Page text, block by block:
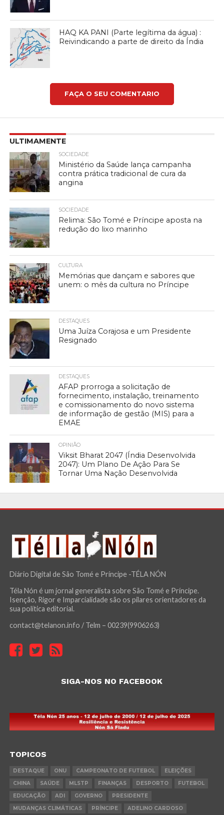
HAQ KA PANI (Parte legítima da água) :
Reivindicando a parte de direito da Índia
FAÇA O SEU COMENTARIO
ULTIMAMENTE
SOCIEDADE
Ministério da Saúde lança campanha
contra prática tradicional de cura da
angina
SOCIEDADE
Relima: São Tomé e Príncipe aposta na
redução do lixo marinho
CULTURA
Memórias que dançam e sabores que
unem: o mês da cultura no Príncipe
DESTAQUES
Uma Juíza Corajosa e um Presidente
Resignado
DESTAQUES
AFAP prorroga a solicitação de
fornecimento, instalação, treinamento
e comissionamento do novo sistema
de informação de gestão (MIS) para a
EMAE
OPINIÃO
Viksit Bharat 2047 (Índia Desenvolvida
2047): Um Plano De Ação Para Se
Tornar Uma Nação Desenvolvida
Diário Digital de São Tomé e Príncipe -TÉLA NÓN
Téla Nón é um jornal generalista sobre São Tomé e Príncipe.
Isenção, Rigor e Imparcialidade são os pilares orientadores da
sua política editorial.
contact@telanon.info / Telm – 00239(9906263)
SIGA-NOS NO FACEBOOK
TOPICOS
DESTAQUE ONU CAMPEONATO DE FUTEBOL
ELEIÇÕES
CHINA
SAÚDE MLSTP FINANÇAS DESPORTO
FUTEBOL
EDUCAÇÃO
ADI GOVERNO
PRESIDENTE
MUDANÇAS CLIMÁTICAS
PRÍNCIPE ADELINO CARDOSO